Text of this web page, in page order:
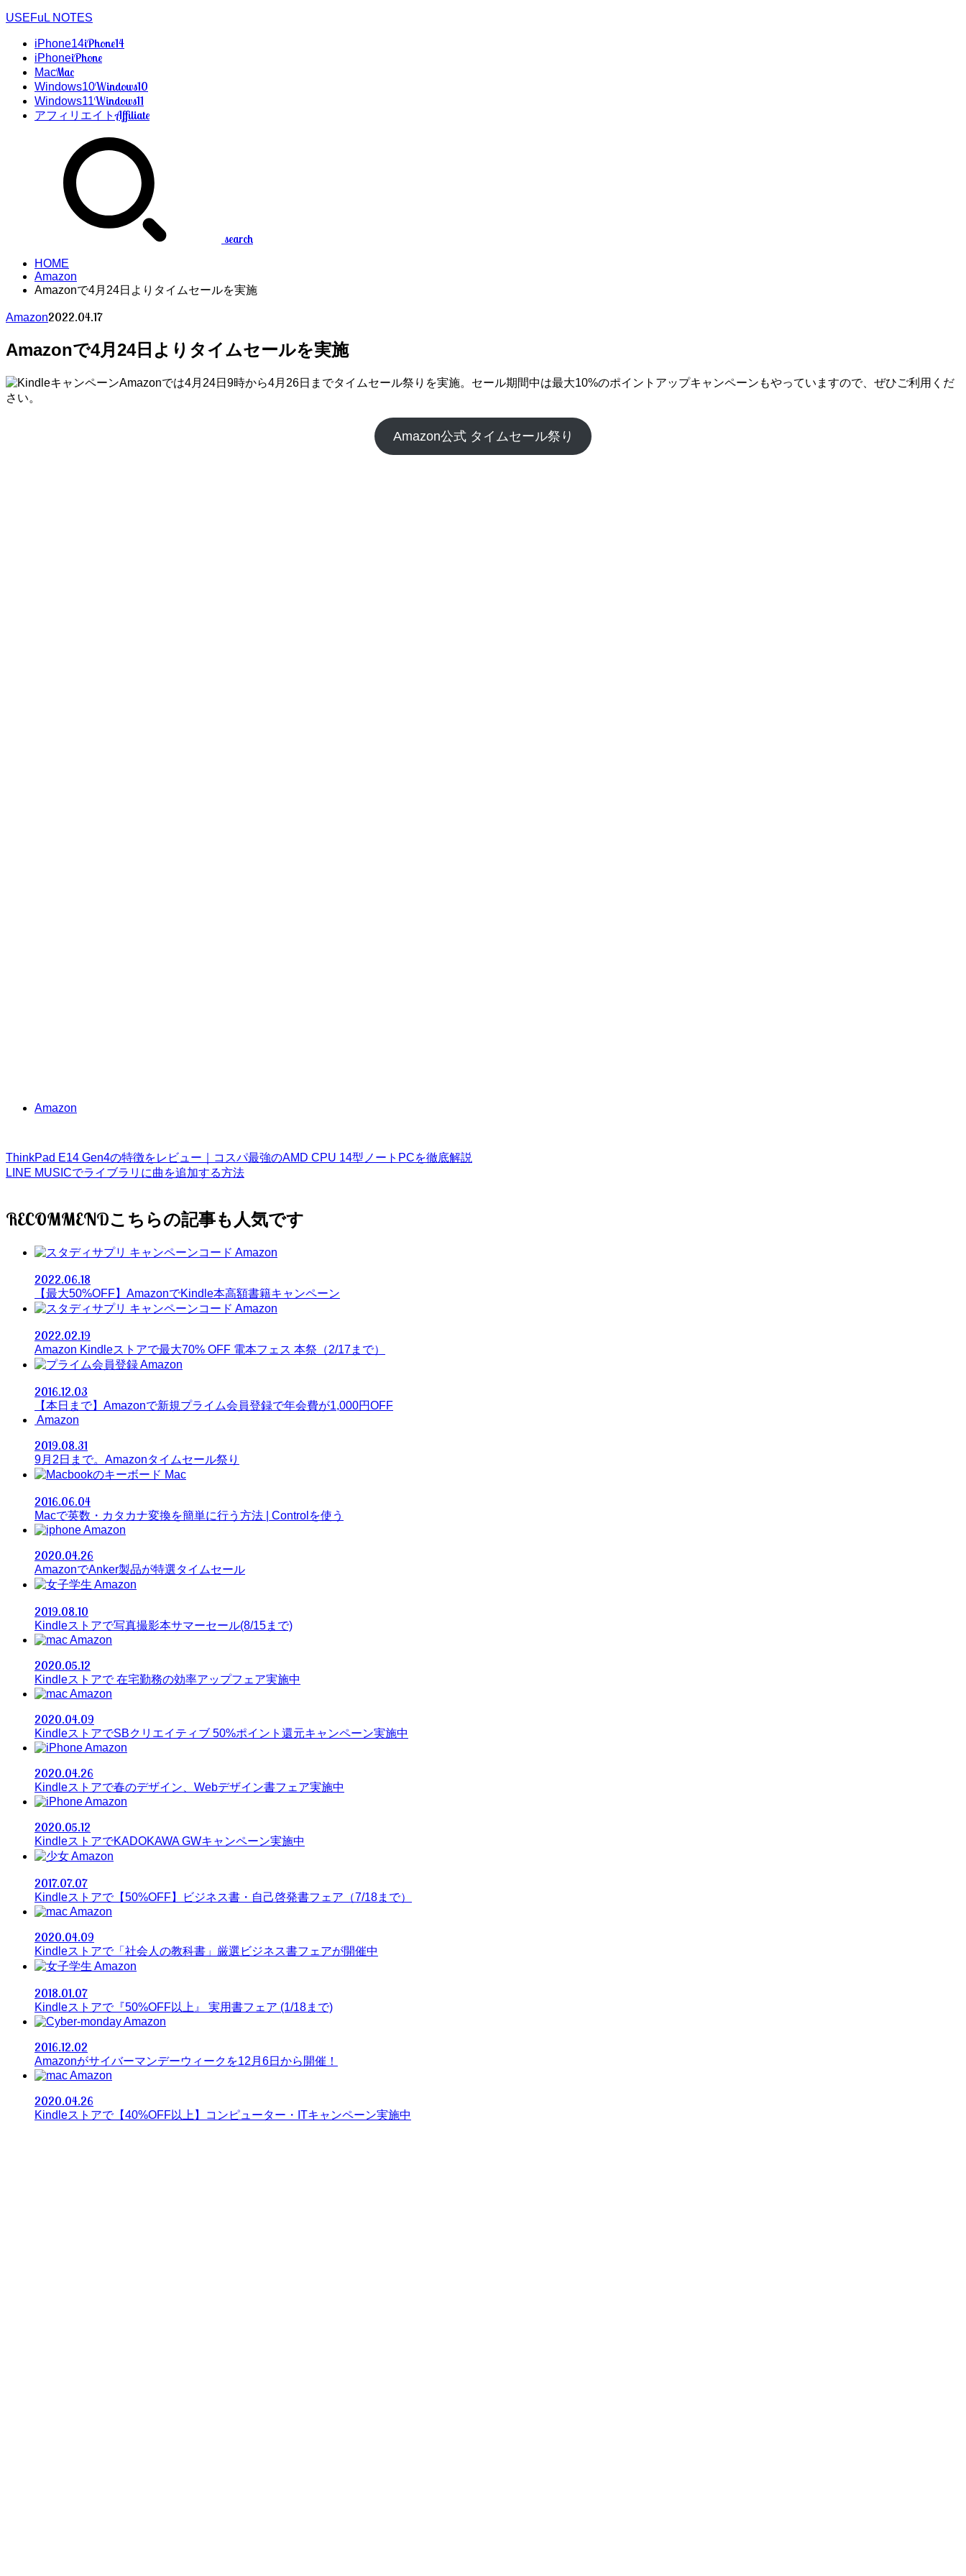
USEFuL NOTES
iPhone14iPhone14
iPhoneiPhone
MacMac
Windows10Windows10
Windows11Windows11
アフィリエイトAffiliate
search
HOME
Amazon
Amazonで4月24日よりタイムセールを実施
Amazon2022.04.17
Amazonで4月24日よりタイムセールを実施
Amazonでは4月24日9時から4月26日までタイムセール祭りを実施。セール期間中は最大10%のポイントアップキャンペーンもやっていますので、ぜひご利用くだ
さい。
Amazon公式 タイムセール祭り
Amazon
ThinkPad E14 Gen4の特徴をレビュー｜コスパ最強のAMD CPU 14型ノートPCを徹底解説
LINE MUSICでライブラリに曲を追加する方法
RECOMMEND
Amazon
2022.06.18
【最大50%OFF】AmazonでKindle本高額書籍キャンペーン
Amazon
2022.02.19
Amazon Kindleストアで最大70% OFF 電本フェス 本祭（2/17まで）
Amazon
2016.12.03
【本日まで】Amazonで新規プライム会員登録で年会費が1,000円OFF
Amazon
2019.08.31
9月2日まで。Amazonタイムセール祭り
Mac
2016.06.04
Macで英数・カタカナ変換を簡単に行う方法 | Controlを使う
Amazon
2020.04.26
AmazonでAnker製品が特選タイムセール
Amazon
2019.08.10
Kindleストアで写真撮影本サマーセール(8/15まで)
Amazon
2020.05.12
Kindleストアで 在宅勤務の効率アップフェア実施中
Amazon
2020.04.09
KindleストアでSBクリエイティブ 50%ポイント還元キャンペーン実施中
Amazon
2020.04.26
Kindleストアで春のデザイン、Webデザイン書フェア実施中
Amazon
2020.05.12
KindleストアでKADOKAWA GWキャンペーン実施中
Amazon
2017.07.07
Kindleストアで【50%OFF】ビジネス書・自己啓発書フェア（7/18まで）
Amazon
2020.04.09
Kindleストアで「社会人の教科書」厳選ビジネス書フェアが開催中
Amazon
2018.01.07
Kindleストアで『50%OFF以上』 実用書フェア (1/18まで)
Amazon
2016.12.02
Amazonがサイバーマンデーウィークを12月6日から開催！
Amazon
2020.04.26
Kindleストアで【40%OFF以上】コンピューター・ITキャンペーン実施中